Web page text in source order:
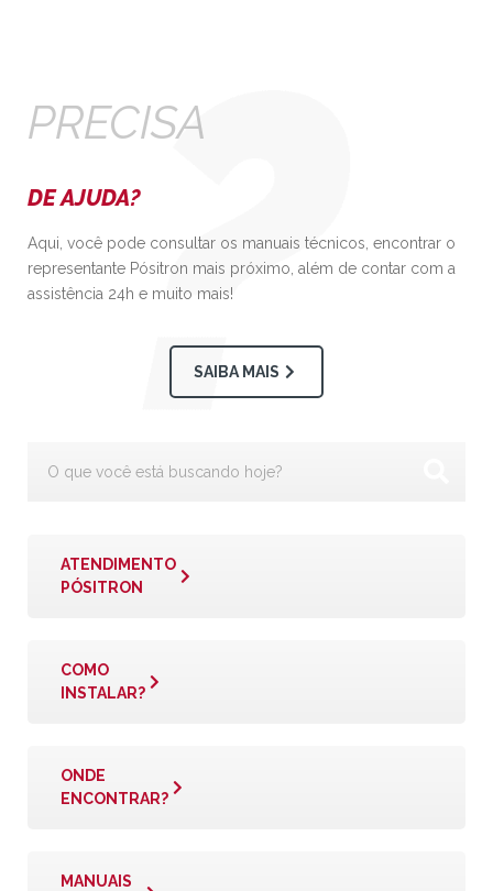
PRECISA
DE AJUDA?
Aqui, você pode consultar os manuais técnicos, encontrar o
representante Pósitron mais próximo, além de contar com a
assistência 24h e muito mais!
SAIBA MAIS
ATENDIMENTO
PÓSITRON
COMO
INSTALAR?
ONDE
ENCONTRAR?
MANUAIS